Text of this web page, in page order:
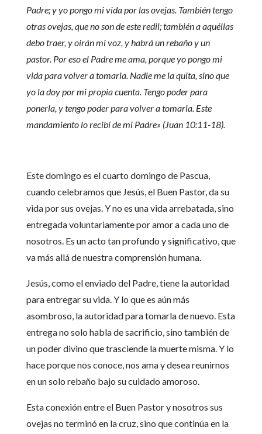
Padre; y yo pongo mi vida por las ovejas. También tengo
otras ovejas, que no son de este redil; también a aquéllas
debo traer, y oirán mi voz, y habrá un rebaño y un
pastor. Por eso el Padre me ama, porque yo pongo mi
vida para volver a tomarla. Nadie me la quita, sino que
yo la doy por mi propia cuenta. Tengo poder para
ponerla, y tengo poder para volver a tomarla. Este
mandamiento lo recibí de mi Padre» (Juan 10:11-18).
Este domingo es el cuarto domingo de Pascua,
cuando celebramos que Jesús, el Buen Pastor, da su
vida por sus ovejas. Y no es una vida arrebatada, sino
entregada voluntariamente por amor a cada uno de
nosotros. Es un acto tan profundo y significativo, que
va más allá de nuestra comprensión humana.
Jesús, como el enviado del Padre, tiene la autoridad
para entregar su vida. Y lo que es aún más
asombroso, la autoridad para tomarla de nuevo. Esta
entrega no solo habla de sacrificio, sino también de
un poder divino que trasciende la muerte misma. Y lo
hace porque nos conoce, nos ama y desea reunirnos
en un solo rebaño bajo su cuidado amoroso.
Esta conexión entre el Buen Pastor y nosotros sus
ovejas no terminó en la cruz, sino que continúa en la